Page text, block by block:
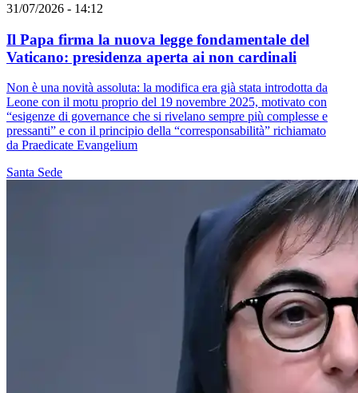
31/07/2026 - 14:12
Il Papa firma la nuova legge fondamentale del
Vaticano: presidenza aperta ai non cardinali
Non è una novità assoluta: la modifica era già stata introdotta da
Leone con il motu proprio del 19 novembre 2025, motivato con
“esigenze di governance che si rivelano sempre più complesse e
pressanti” e con il principio della “corresponsabilità” richiamato
da Praedicate Evangelium
Santa Sede